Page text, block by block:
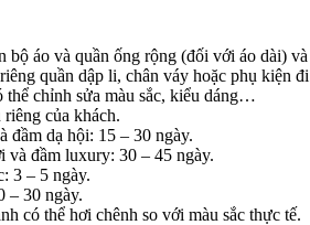
bộ áo và quần ống rộng (đối với áo dài)
quần dập li, chân váy hoặc phụ kiện
thể chỉnh sửa màu sắc, kiểu dáng…
của khách.
đầm dạ hội: 15 – 30 ngày.
và đầm luxury: 30 – 45 ngày.
3 – 5 ngày.
– 30 ngày.
có thể hơi chênh so với màu sắc thực tế.